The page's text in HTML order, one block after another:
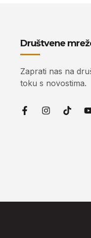
Društvene
Zaprati nas na
toku s novostima.